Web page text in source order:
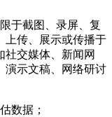
于截图、录屏、复
上传、展示或传播于
社交媒体、新闻网
演示文稿、网络研讨
数据；